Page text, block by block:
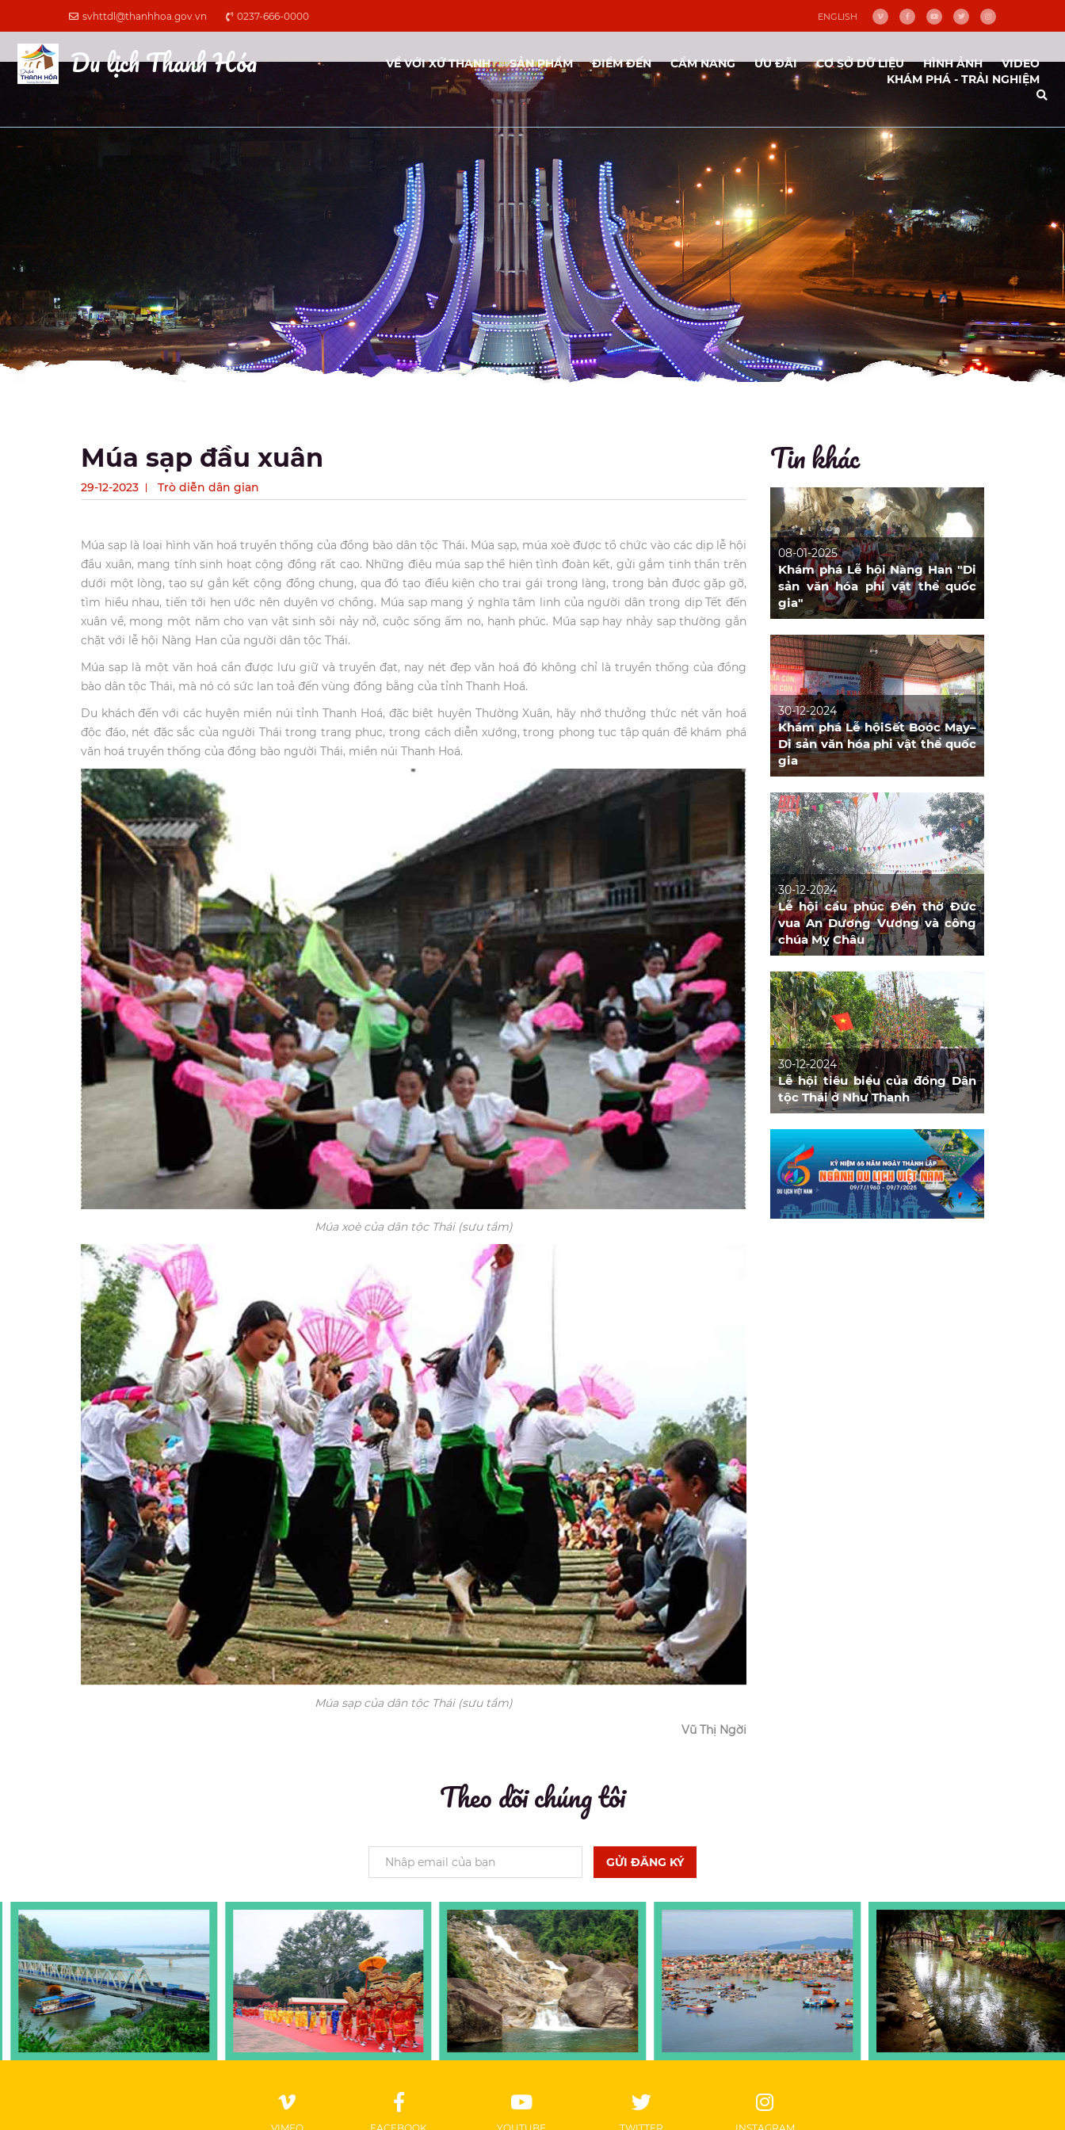
svhttdl@thanhhoa.gov.vn 0237-666-0000 ENGLISH
Du lịch Thanh Hóa VỀ VỚI XỨ THANH SẢN PHẨM ĐIỂM ĐẾN CẨM NANG ƯU ĐÃI CƠ SỞ DỮ LIỆU HÌNH ẢNH
VIDEO
KHÁM PHÁ - TRẢI NGHIỆM
Múa sạp đầu xuân
29-12-2023 Trò diễn dân gian
Múa sạp là loại hình văn hoá truyền thống của đồng bào dân tộc Thái. Múa sạp, múa xoè được tổ chức vào các dịp lễ hội
đầu xuân, mang tính sinh hoạt cộng đồng rất cao. Những điệu múa sạp thể hiện tình đoàn kết, gửi gắm tinh thần trên
dưới một lòng, tạo sự gắn kết cộng đồng chung, qua đó tạo điều kiện cho trai gái trong làng, trong bản được gặp gỡ,
tìm hiểu nhau, tiến tới hẹn ước nên duyên vợ chồng. Múa sạp mang ý nghĩa tâm linh của người dân trong dịp Tết đến
xuân về, mong một năm cho vạn vật sinh sôi nảy nở, cuộc sống ấm no, hạnh phúc. Múa sạp hay nhảy sạp thường gắn
chặt với lễ hội Nàng Han của người dân tộc Thái.
Múa sạp là một văn hoá cần được lưu giữ và truyền đạt, nay nét đẹp văn hoá đó không chỉ là truyền thống của đồng
bào dân tộc Thái, mà nó có sức lan toả đến vùng đồng bằng của tỉnh Thanh Hoá.
Du khách đến với các huyện miền núi tỉnh Thanh Hoá, đặc biệt huyện Thường Xuân, hãy nhớ thưởng thức nét văn hoá
độc đáo, nét đặc sắc của người Thái trong trang phục, trong cách diễn xướng, trong phong tục tập quán để khám phá
văn hoá truyền thống của đồng bào người Thái, miền núi Thanh Hoá.
Múa xoè của dân tộc Thái (sưu tầm)
Múa sạp của dân tộc Thái (sưu tầm)
Vũ Thị Ngời
Tin khác
08-01-2025
Khám phá Lễ hội Nàng Han "Di
sản văn hóa phi vật thể quốc
gia"
30-12-2024
Khám phá Lễ hộiSết Boóc Mạy–
Di sản văn hóa phi vật thể quốc
gia
30-12-2024
Lễ hội cầu phúc Đền thờ Đức
vua An Dương Vương và công
chúa Mỵ Châu
30-12-2024
Lễ hội tiêu biểu của đồng Dân
tộc Thái ở Như Thanh
Theo dõi chúng tôi
GỬI ĐĂNG KÝ